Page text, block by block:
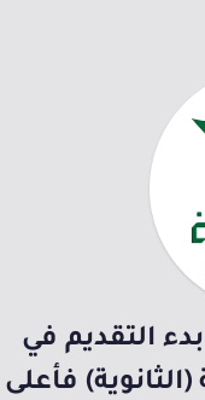
التقديم في
فأعلى